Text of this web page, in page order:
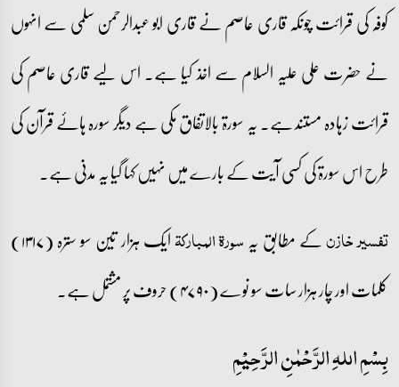
کوفہ کی قرائت چونکہ قاری عاصم نے قاری ابو عبدالرحمن سلمی سے انہوں
نے حضرت علی علیہ السلام سے اخذ کیا ہے۔ اس لیے قاری عاصم کی
قرائت زہادہ مستند ہے۔ یہ سورۃ بالاتفاق مکی ہے دیگر سورہ ہائے قرآن کی
طرح اس سورۃ کی کسی آیت کے بارے میں نہیں کہا گیا یہ مدنی ہے۔
تفسیر خازنکے مطابق یہسورۃ المبارکۃ
ایک ہزار تین سو سترہ (۱۳۱۷)
کلمات اور چار ہزار سات سو نوے (۴۷۹۰) حروف پر مشتمل ہے۔
بِسْمِ اللہِ الرَّحْمٰنِ الرَّحِيْمِ